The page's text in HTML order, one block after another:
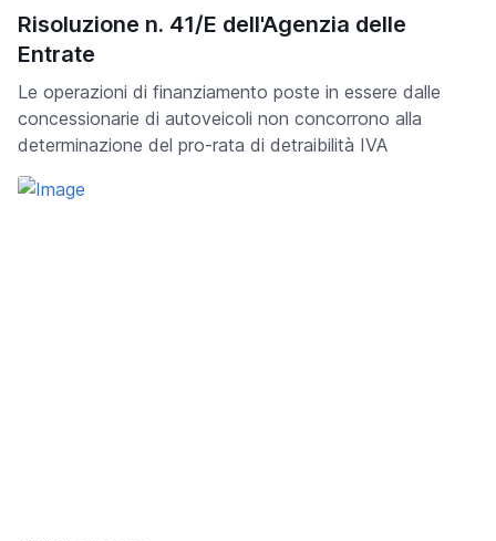
Risoluzione n. 41/E dell'Agenzia delle
Entrate
Le operazioni di finanziamento poste in essere dalle
concessionarie di autoveicoli non concorrono alla
determinazione del pro-rata di detraibilità IVA